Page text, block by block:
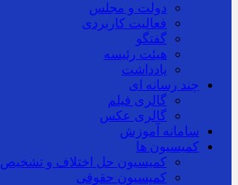
دولت و مجلس
فعالیت کاربردی
گفتگو
هیئت رئیسه
یادداشت
چند رسانه ای
گالری فیلم
گالری عکس
سامانه آموزش
کمیسیون ها
کمیسیون حل اختلاف و تشخیص
کمیسیون حقوقی